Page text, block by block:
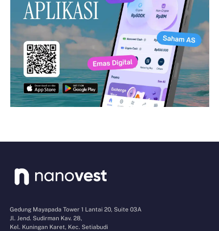
Gedung Mayapada Tower 1 Lantai 20, Suite 03A
Jl. Jend. Sudirman Kav. 28,
Kel. Kuningan Karet, Kec. Setiabudi